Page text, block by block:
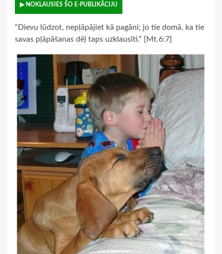
▶ NOKLAUSIES ŠO E-PUBLIKĀCIJU
“Dievu lūdzot, nepļāpājiet kā pagāni; jo tie domā, ka tie
savas pļāpāšanas dēļ taps uzklausīti.” [Mt.6:7]